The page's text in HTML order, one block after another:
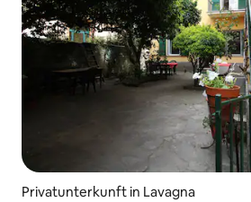
Privatunterkunft in Lavagna